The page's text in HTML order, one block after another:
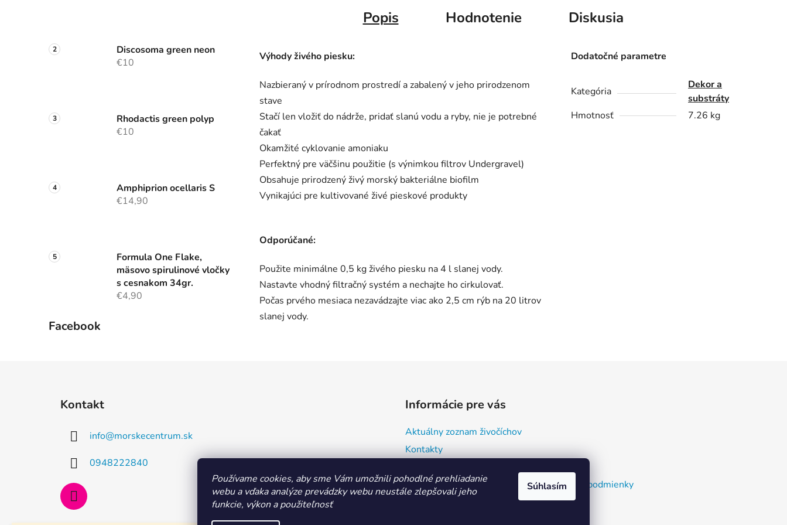
Používame cookies, aby sme Vám umožnili pohodlné prehliadanie
webu a vďaka analýze prevádzky webu neustále zlepšovali jeho
funkcie, výkon a použiteľnosť
Súhlasím
Discosoma green neon
€10
Rhodactis green polyp
€10
Amphiprion ocellaris S
€14,90
Formula One Flake,
mäsovo spirulinové vločky
s cesnakom 34gr.
€4,90
Facebook
Popis Hodnotenie Diskusia
Výhody živého piesku:
Nazbieraný v prírodnom prostredí a zabalený v jeho prirodzenom
stave
Stačí len vložiť do nádrže, pridať slanú vodu a ryby, nie je potrebné
čakať
Okamžité cyklovanie amoniaku
Perfektný pre väčšinu použitie (s výnimkou filtrov Undergravel)
Obsahuje prirodzený živý morský bakteriálne biofilm
Vynikajúci pre kultivované živé pieskové produkty
Odporúčané:
Použite minimálne 0,5 kg živého piesku na 4 l slanej vody.
Nastavte vhodný filtračný systém a nechajte ho cirkulovať.
Počas prvého mesiaca nezavádzajte viac ako 2,5 cm rýb na 20 litrov
slanej vody.
Dodatočné parametre
Kategória
Dekor a
substráty
Hmotnosť
7.26 kg
Kontakt
info@morskecentrum.sk
0948222840
Informácie pre vás
Aktuálny zoznam živočíchov
Kontakty
Všeobecné obchodné podmienky a dodacie podmienky